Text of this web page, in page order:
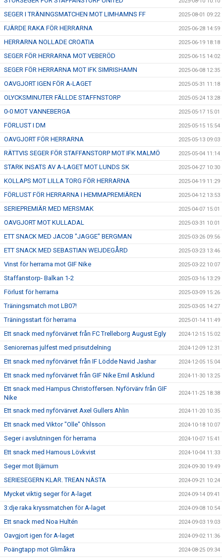
SEGER I TRÄNINGSMATCHEN MOT LIMHAMNS FF 2025-08-01 09:22
FJÄRDE RAKA FÖR HERRARNA 2025-06-28 14:59
HERRARNA NOLLADE CROATIA 2025-06-19 18:18
SEGER FÖR HERRARNA MOT VEBERÖD 2025-06-15 14:02
SEGER FÖR HERRARNA MOT IFK SIMRISHAMN 2025-06-08 12:35
OAVGJORT IGEN FÖR A-LAGET 2025-05-31 11:18
OLYCKSMINUTER FÄLLDE STAFFNSTORP 2025-05-24 13:28
0-0 MOT VANNEBERGA 2025-05-17 15:01
FÖRLUST I DM 2025-05-15 15:54
OAVGJORT FÖR HERRARNA 2025-05-13 09:03
RÄTTVIS SEGER FÖR STAFFANSTORP MOT IFK MALMÖ 2025-05-04 11:14
STARK INSATS AV A-LAGET MOT LUNDS SK 2025-04-27 10:30
KOLLAPS MOT LILLA TORG FÖR HERRARNA 2025-04-19 11:29
FÖRLUST FÖR HERRARNA I HEMMAPREMIÄREN 2025-04-12 13:53
SERIEPREMIÄR MED MERSMAK 2025-04-07 15:01
OAVGJORT MOT KULLADAL 2025-03-31 10:01
ETT SNACK MED JACOB "JAGGE" BERGMAN 2025-03-26 09:56
ETT SNACK MED SEBASTIAN WEIJDEGÅRD 2025-03-23 13:46
Vinst för herrarna mot GIF Nike 2025-03-22 10:07
Staffanstorp- Balkan 1-2 2025-03-16 13:29
Förlust för herrarna 2025-03-09 15:26
Träningsmatch mot LB07! 2025-03-05 14:27
Träningsstart för herrarna 2025-01-14 11:49
Ett snack med nyförvärvet från FC Trelleborg August Egly 2024-12-15 15:02
Seniorernas julfest med prisutdelning 2024-12-09 12:31
Ett snack med nyförvärvet från IF Lödde Navid Jashar 2024-12-05 15:04
Ett snack med nyförvärvet från GIF Nike Emil Asklund 2024-11-30 13:25
Ett snack med Hampus Christoffersen. Nyförvärv från GIF
Nike
2024-11-25 18:38
Ett snack med nyförvärvet Axel Gullers Ahlin 2024-11-20 10:35
Ett snack med Viktor "Olle" Ohlsson 2024-10-18 10:07
Seger i avslutningen för herrarna 2024-10-07 15:41
Ett snack med Hamous Lövkvist 2024-10-04 11:33
Seger mot Bjärnum 2024-09-30 19:49
SERIESEGERN KLAR. TREAN NÄSTA 2024-09-21 10:24
Mycket viktig seger för A-laget 2024-09-14 09:41
3:dje raka kryssmatchen för A-laget 2024-09-08 10:54
Ett snack med Noa Hultén 2024-09-03 19:03
Oavgjort igen för A-laget 2024-09-02 11:36
Poängtapp mot Glimåkra 2024-08-25 09:34